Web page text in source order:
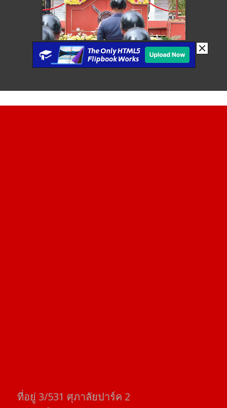
ที่อยู่​ 3/531​ ศุภาลัยปาร์ค​ 2